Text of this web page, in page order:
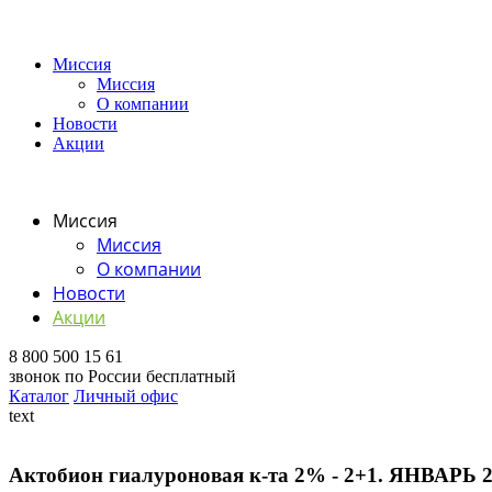
Миссия
Миссия
О компании
Новости
Акции
Миссия
Миссия
О компании
Новости
Акции
8 800 500 15 61
звонок по России бесплатный
Каталог Личный офис
text
Актобион гиалуроновая к-та 2% - 2+1. ЯНВАРЬ